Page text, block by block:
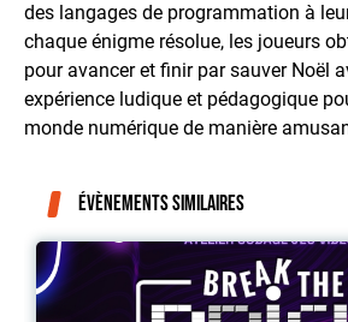
des langages de programmation à
chaque énigme résolue, les joueurs
pour avancer et finir par sauver Noël
expérience ludique et pédagogique
monde numérique de manière
Évènements similaires